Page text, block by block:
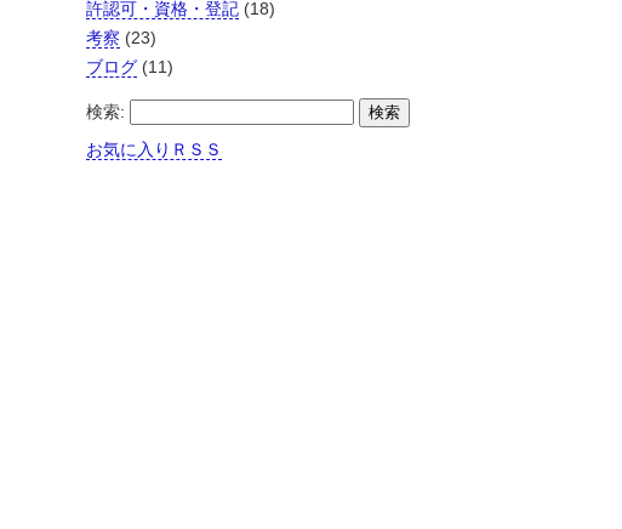
許認可・資格・登記 (18)
考察 (23)
ブログ (11)
検索:
お気に入りＲＳＳ